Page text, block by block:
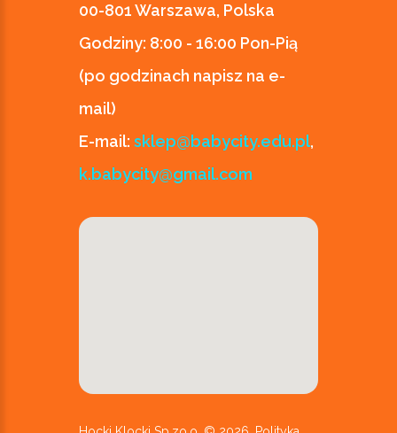
00-801 Warszawa, Polska
Godziny: 8:00 - 16:00 Pon-Pią
(po godzinach napisz na e-
mail)
E-mail: sklep@babycity.edu.pl,
k.babycity@gmail.com